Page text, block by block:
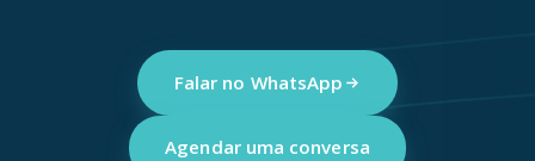
Falar no WhatsApp
Agendar uma conversa